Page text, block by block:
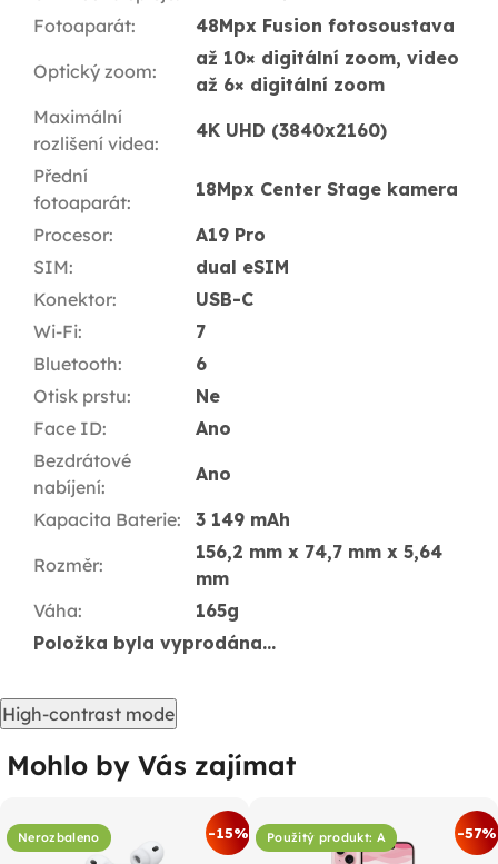
Fotoaparát: 48Mpx Fusion fotosoustava
Optický zoom:
až 10× digitální zoom, video
až 6× digitální zoom
Maximální
rozlišení videa:
4K UHD (3840x2160)
Přední
fotoaparát:
18Mpx Center Stage kamera
Procesor:
A19 Pro
SIM:
dual eSIM
Konektor:
USB-C
Wi-Fi:
7
Bluetooth:
6
Otisk prstu:
Ne
Face ID:
Ano
Bezdrátové
nabíjení:
Ano
Kapacita Baterie: 3 149 mAh
Rozměr:
156,2 mm x 74,7 mm x 5,64
mm
Váha:
165g
Položka byla vyprodána…
High-contrast mode
Mohlo by Vás zajímat
Nerozbaleno -15% Použitý produkt: A -57%